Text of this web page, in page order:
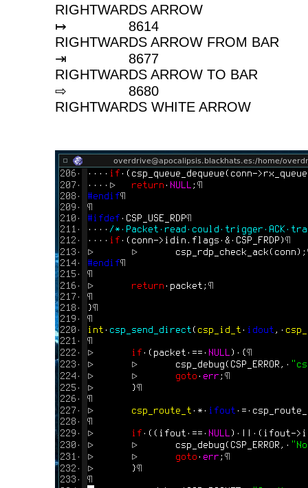
RIGHTWARDS ARROW
↦
RIGHTWARDS ARROW FROM BAR
⇥
RIGHTWARDS ARROW TO BAR
⇨
RIGHTWARDS WHITE ARROW